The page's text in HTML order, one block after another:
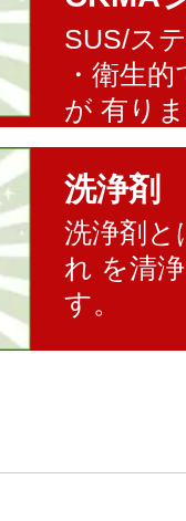
SUS/ス
・衛生
が 有り
洗浄剤
洗浄剤と
れ を清
す。